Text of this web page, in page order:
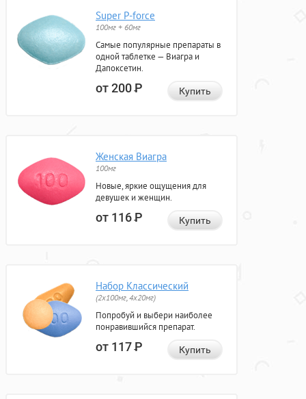
Super P-force
100мг + 60мг
Самые популярные препараты в
одной таблетке — Виагра и
Дапоксетин.
от 200Р Купить
Женская Виагра
100мг
Новые, яркие ощущения для
девушек и женщин.
от 116Р Купить
Набор Классический
(2x100мг, 4x20мг)
Попробуй и выбери наиболее
понравившийся препарат.
от 117Р Купить